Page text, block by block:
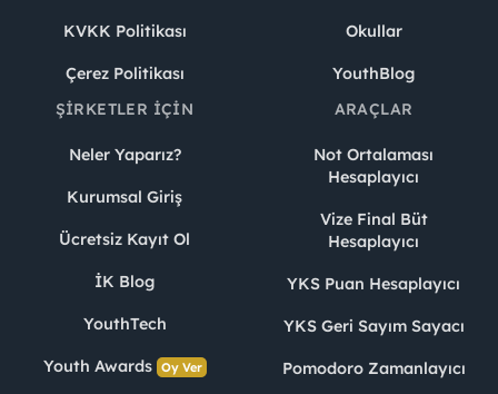
KVKK Politikası
Çerez Politikası
Okullar
YouthBlog
ŞIRKETLER İÇIN
Neler Yaparız?
Kurumsal Giriş
Ücretsiz Kayıt Ol
İK Blog
YouthTech
Youth Awards Oy Ver
ARAÇLAR
Not Ortalaması
Hesaplayıcı
Vize Final Büt
Hesaplayıcı
YKS Puan Hesaplayıcı
YKS Geri Sayım Sayacı
Pomodoro Zamanlayıcı